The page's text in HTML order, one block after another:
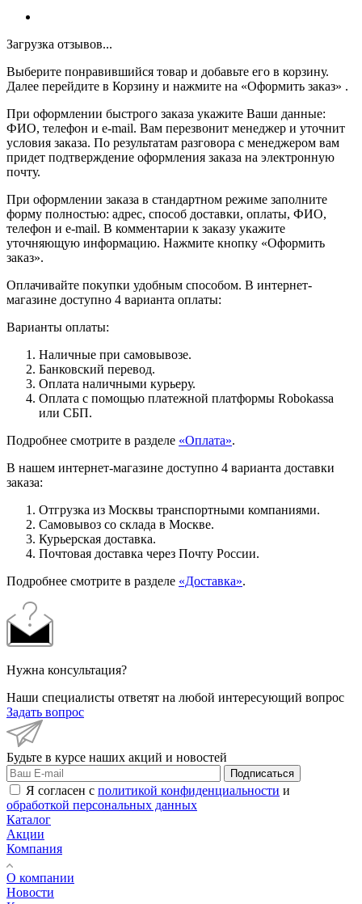
Загрузка отзывов...
Выберите понравившийся товар и добавьте его в корзину.
Далее перейдите в Корзину и нажмите на «Оформить заказ» .
При оформлении быстрого заказа укажите Ваши данные:
ФИО, телефон и e-mail. Вам перезвонит менеджер и уточнит
условия заказа. По результатам разговора с менеджером вам
придет подтверждение оформления заказа на электронную
почту.
При оформлении заказа в стандартном режиме заполните
форму полностью: адрес, способ доставки, оплаты, ФИО,
телефон и e-mail. В комментарии к заказу укажите
уточняющую информацию. Нажмите кнопку «Оформить
заказ».
Оплачивайте покупки удобным способом. В интернет-
магазине доступно 4 варианта оплаты:
Варианты оплаты:
Наличные при самовывозе.
Банковский перевод.
Оплата наличными курьеру.
Оплата с помощью платежной платформы Robokassa
или СБП.
Подробнее смотрите в разделе «Оплата».
В нашем интернет-магазине доступно 4 варианта доставки
заказа:
Отгрузка из Москвы транспортными компаниями.
Самовывоз со склада в Москве.
Курьерская доставка.
Почтовая доставка через Почту России.
Подробнее смотрите в разделе «Доставка».
Нужна консультация?
Наши специалисты ответят на любой интересующий вопрос
Задать вопрос
Будьте в курсе наших акций и новостей
Подписаться
Я согласен с политикой конфиденциальности и
обработкой персональных данных
Каталог
Акции
Компания
О компании
Новости